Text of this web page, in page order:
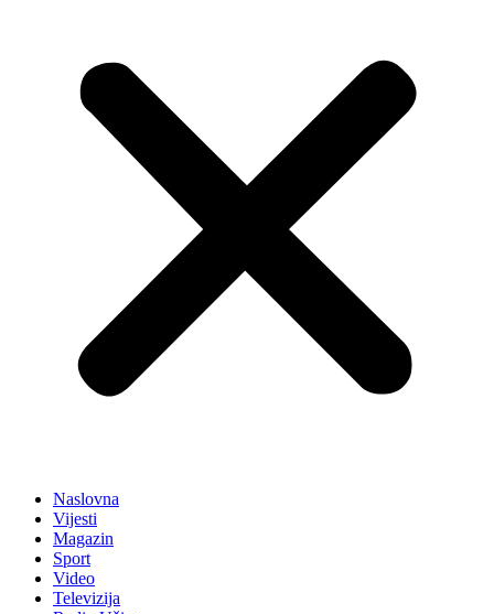
Naslovna
Vijesti
Magazin
Sport
Video
Televizija